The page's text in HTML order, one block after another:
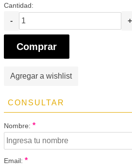
Cantidad:
- +
Comprar
Agregar a wishlist
CONSULTAR
Nombre: *
Email: *